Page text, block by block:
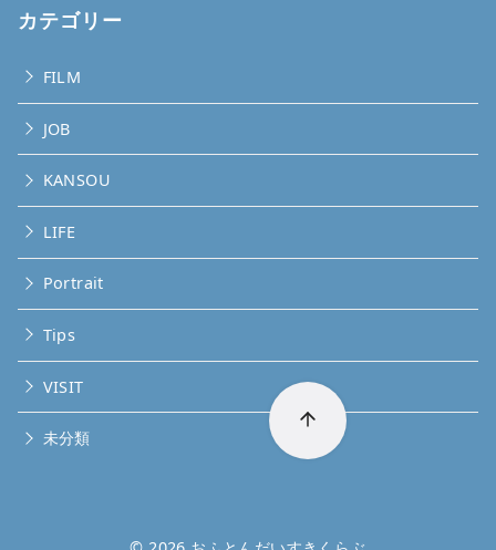
カテゴリー
FILM
JOB
KANSOU
LIFE
Portrait
Tips
VISIT
未分類